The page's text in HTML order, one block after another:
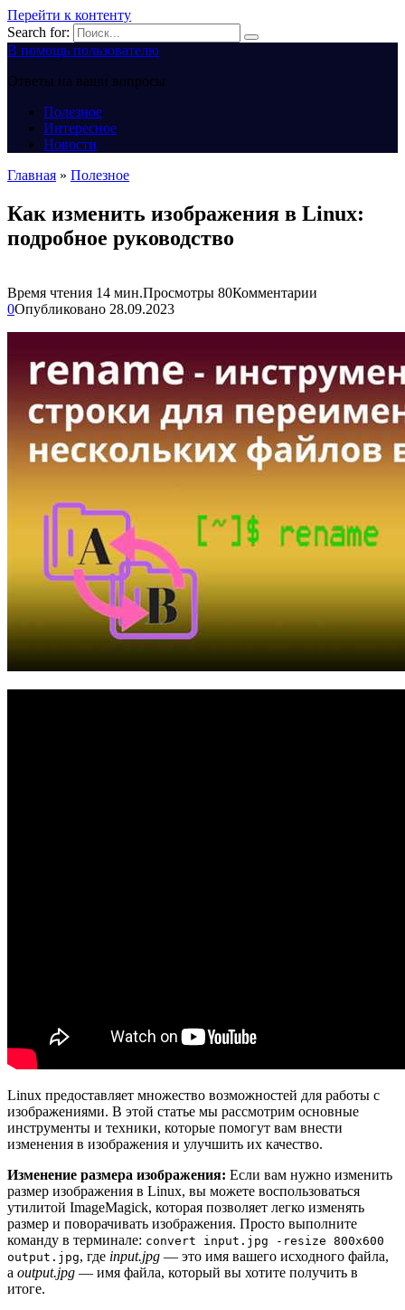
Перейти к контенту
Search for:
В помощь пользователю
Ответы на ваши вопросы
Полезное
Интересное
Новости
Главная » Полезное
Как изменить изображения в Linux:
подробное руководство
Время чтения 14 мин.Просмотры 80Комментарии
0Опубликовано 28.09.2023
Linux предоставляет множество возможностей для работы с
изображениями. В этой статье мы рассмотрим основные
инструменты и техники, которые помогут вам внести
изменения в изображения и улучшить их качество.
Изменение размера изображения: Если вам нужно изменить
размер изображения в Linux, вы можете воспользоваться
утилитой ImageMagick, которая позволяет легко изменять
размер и поворачивать изображения. Просто выполните
команду в терминале: convert input.jpg -resize 800x600
output.jpg, где input.jpg — это имя вашего исходного файла,
а output.jpg — имя файла, который вы хотите получить в
итоге.